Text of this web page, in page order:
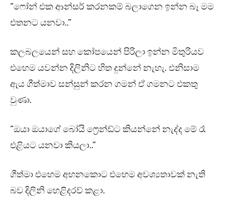
“ෆෝන් එක ආන්සර් කරනකම් බලාගෙන ඉන්න බෑ මම
එතනට යනවා..”
කලබලයෙන් සහ කෝපයෙන් පිරිලා ඉන්න මිතුරියව
එහෙම යවන්න දිලිනිට හිත දුන්නේ නැහැ. එනිසාම
ඇය ගීත්මාව සන්සුන් කරන ගමන් ඒ ගමනට එකතු
වුණා.
“ඔයා ඔයාගේ බෝයි ෆ්‍රෙන්ඩ්ට කියන්නේ නැද්ද මේ රෑ
එළියට යනවා කියලා..”
ගීත්මා එහෙම අහනකොට එහෙම අවශ්‍යතාවක් නැති
බව දිලිනි හෙළිදරව් කළා.